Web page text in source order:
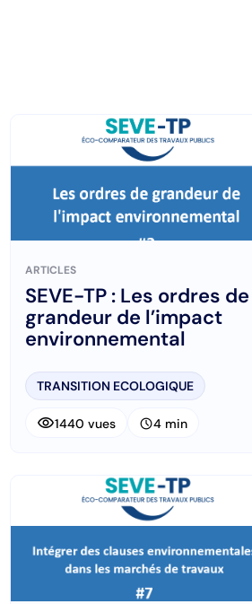
ARTICLES
SEVE-TP : Les ordres de
grandeur de l’impact
environnemental
TRANSITION ECOLOGIQUE
visibility1440 vues schedule4 min